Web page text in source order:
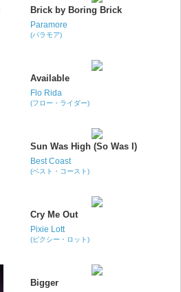
Brick by Boring Brick
Paramore
(パラモア)
Available
Flo Rida
(フロー・ライダー)
Sun Was High (So Was I)
Best Coast
(ベスト・コースト)
Cry Me Out
Pixie Lott
(ピクシー・ロット)
Bigger